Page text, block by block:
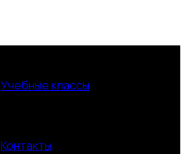
Учебные классы
Контакты